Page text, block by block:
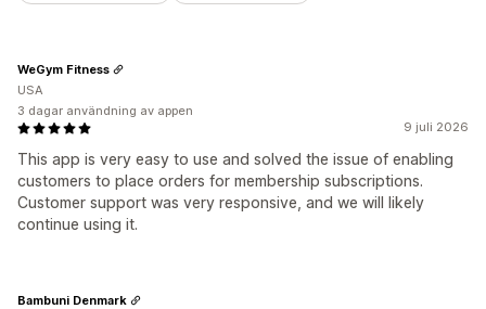
9 juli 2026
This app is very easy to use and solved the issue of enabling
customers to place orders for membership subscriptions.
Customer support was very responsive, and we will likely
continue using it.
WeGym Fitness
USA
3 dagar användning av appen
Bambuni Denmark